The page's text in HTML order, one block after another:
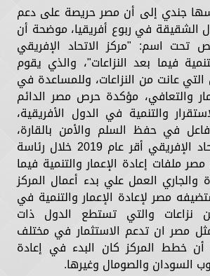
جندي إلى أن مصر حريصة على دعم
الشقيقة في ربوع أفريقيا، موضحة أن
تحت اسم: "مركز الاتحاد الإفريقي
فيما بعد النزاعات"، والذي يقوم
عانت من النزاعات، وللمساعدة في
والتعافي، مؤكدة حرص مصر الدائم
والتنمية في الدول الأفريقية،
في حفظ السلم والأمن بالقارة،
لافتة إلى أن الاتحاد الإفريقي أقر عام 2019 خلال رئاسة
ملفات إعادة الإعمار والتنمية فيما
والجاري العمل علي بدء أعمال المركز
مصر لإعادة الإعمار والتنمية في
نزاعات والتي تستطع الدول ذات
مثل مصر ان تدعم الاستثمار في مختلف
أن خطط المركز كان البدء في إعادة
السودان والصومال وغيرها.